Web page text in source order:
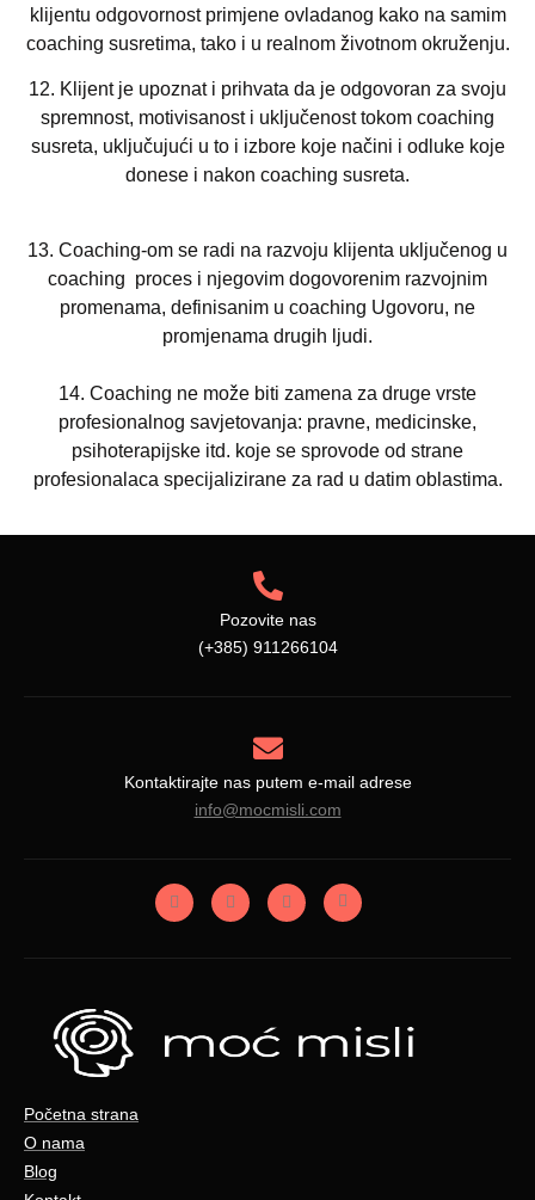
klijentu odgovornost primjene ovladanog kako na samim
coaching susretima, tako i u realnom životnom okruženju.
12. Klijent je upoznat i prihvata da je odgovoran za svoju
spremnost, motivisanost i ukljucenost tokom coaching
susreta, ukljucujuci u to i izbore koje nacini i odluke koje
donese i nakon coaching susreta.
13. Coaching-om se radi na razvoju klijenta ukljucenog u
coaching proces i njegovim dogovorenim razvojnim
promenama, definisanim u coaching Ugovoru, ne
promjenama drugih ljudi.
14. Coaching ne može biti zamena za druge vrste
profesionalnog savjetovanja: pravne, medicinske,
psihoterapijske itd. koje se sprovode od strane
profesionalaca specijaliziraneza rad u datim oblastima.
Pozovite nas
(+385) 911266104
Kontaktirajte nas putem e-mail adrese
info@mocmisli.com
Početna strana
O nama
Blog